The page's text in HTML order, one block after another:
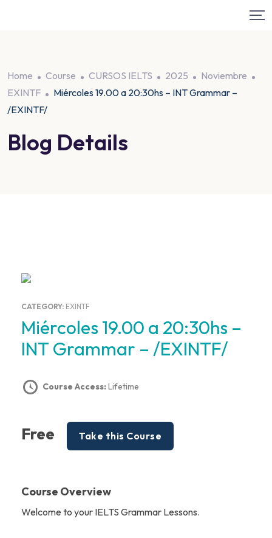
Home Course CURSOS IELTS 2025
Noviembre
EXINTF
Miércoles 19.00 a 20:30hs – INT Grammar –
/EXINTF/
Blog Details
CATEGORY: EXINTF
Miércoles 19.00 a 20:30hs –
INT Grammar – /EXINTF/
Course Access: Lifetime
Free Take this Course
Course Overview
Welcome to your IELTS Grammar Lessons.